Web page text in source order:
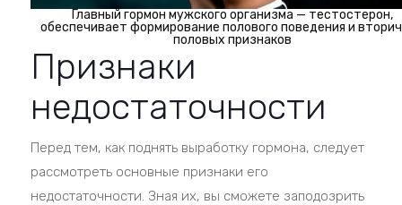
Главный гормон мужского организма — тестостерон,
обеспечивает формирование полового поведения и
половых признаков
Признаки
недостаточности
Перед тем, как поднять выработку гормона, следует
рассмотреть основные признаки его
недостаточности. Зная их, вы сможете заподозрить